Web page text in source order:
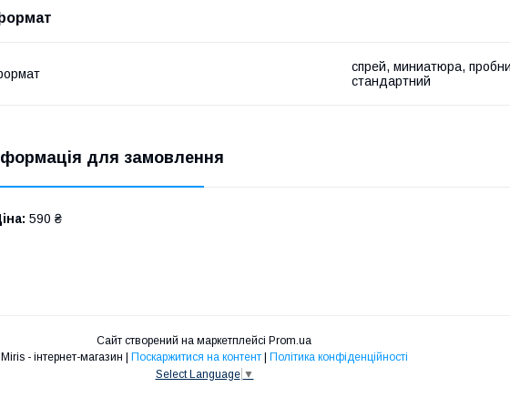
спрей, миниатюра,
стандартний
для замовлення
590 ₴
Сайт створений на маркетплейсі Prom.ua
Поскаржитися на контент
Політика конфіденційності
Select Language ▼